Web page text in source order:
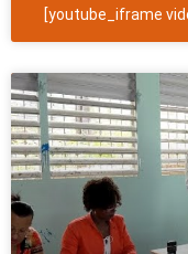
[youtube_iframe